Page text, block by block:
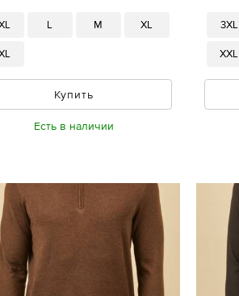
L M XL
Купить
Есть в наличии
3XL
XXL